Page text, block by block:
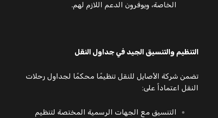
الخاصة، ويوفرون الدعم اللازم لهم.
التنظيم والتنسيق الجيد في جداول النقل
تضمن شركة الأصايل للنقل تنظيمًا محكمًا لجداول رحلات
النقل اعتماداً على:
التنسيق مع الجهات الرسمية المختصة لتنظيم